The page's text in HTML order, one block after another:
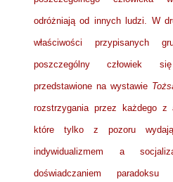
odróżniają od innych ludzi. W
właściwości przypisanych
poszczególny człowiek
przedstawione na wystawie
rozstrzygania przez każdego z
które tylko z pozoru
indywidualizmem a
doświadczaniem